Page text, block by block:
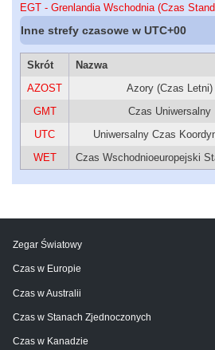
EGT - Grenlandia Wschodnia (Czas
Inne strefy czasowe w UTC+00
Skrót
Nazwa
AZOST
Azory (Czas Letni)
GMT
Czas Uniwersalny
UTC
Uniwersalny Czas
WET
Czas Wschodnioeuropejski
Zegar Światowy
Czas w Europie
Czas w Australii
Czas w Stanach Zjednoczonych
Czas w Kanadzie